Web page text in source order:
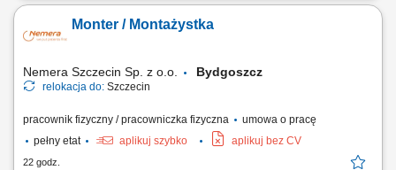
Monter / Montażystka
Nemera Szczecin Sp. z o.o. Bydgoszcz
relokacja do: Szczecin
pracownik fizyczny / pracowniczka fizyczna
umowa o pracę
pełny etat
aplikuj szybko aplikuj bez CV
22 godz.